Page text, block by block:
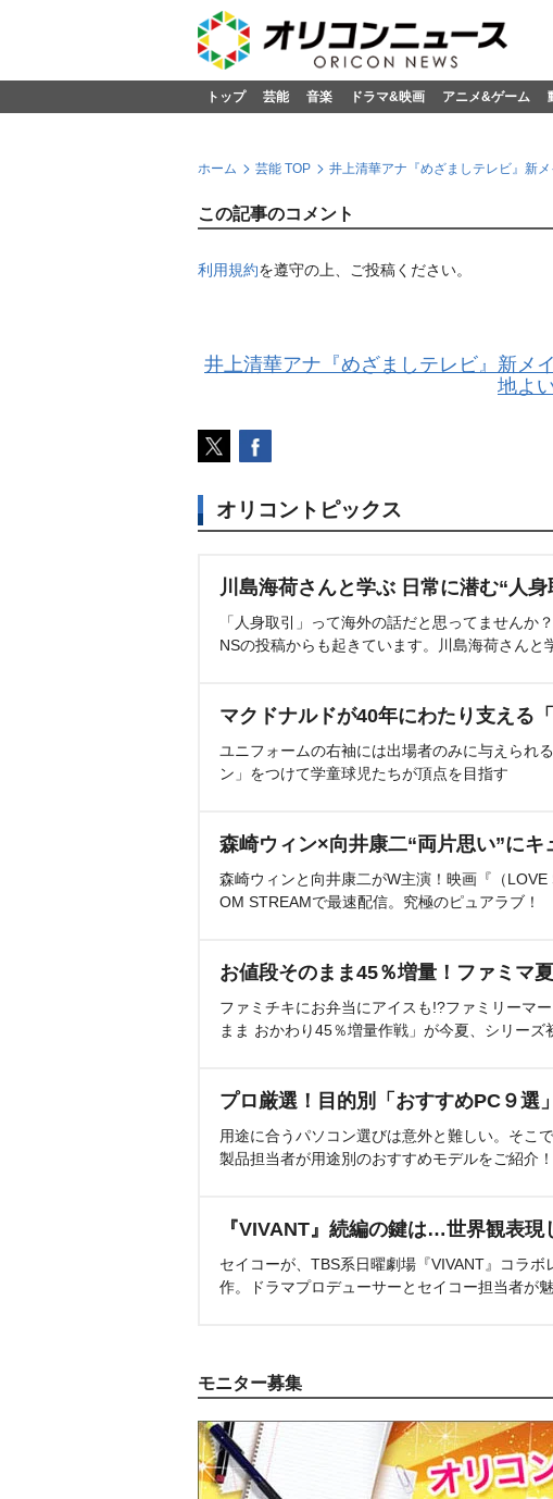
トップ 芸能 音楽 ドラマ&映画 アニメ&ゲーム
ホーム 芸能 TOP 井上清華アナ『めざましテレビ』新
この記事のコメント
利用規約を遵守の上、ご投稿ください。
井上清華アナ『めざましテレビ』新メ
地よ
オリコントピックス
川島海荷さんと学ぶ 日常に潜む“人
「人身取引」って海外の話だと思ってませんか
NSの投稿からも起きています。川島海荷さんと
マクドナルドが40年にわたり支える
ユニフォームの右袖には出場者のみに与えられ
ン」をつけて学童球児たちが頂点を目指す
森崎ウィン×向井康二“両片思い”にキ
森崎ウィンと向井康二がW主演！映画『（
OM STREAMで最速配信。究極のピュアラブ！
お値段そのまま45％増量！ファミマ
ファミチキにお弁当にアイスも!?ファミリーマ
まま おかわり45％増量作戦」が今夏、シリーズ
プロ厳選！目的別「おすすめPC９選
用途に合うパソコン選びは意外と難しい。そこ
製品担当者が用途別のおすすめモデルをご紹介！
『VIVANT』続編の鍵は…世界観表現
セイコーが、TBS系日曜劇場『VIVANT』コラボ
作。ドラマプロデューサーとセイコー担当者が魅
モニター募集